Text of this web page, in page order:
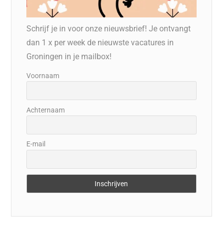
Schrijf je in voor onze nieuwsbrief! Je ontvangt
dan 1 x per week de nieuwste vacatures in
Groningen in je mailbox!
Voornaam
Achternaam
E-mail